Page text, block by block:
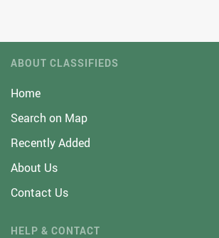
ABOUT CLASSIFIEDS
Home
Search on Map
Recently Added
About Us
Contact Us
HELP & CONTACT